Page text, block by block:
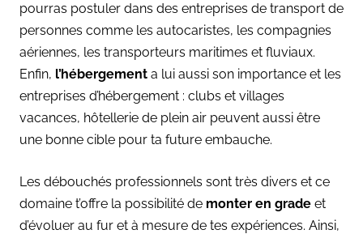
pourras postuler dans des entreprises de transport de
personnes comme les autocaristes, les compagnies
aériennes, les transporteurs maritimes et fluviaux.
Enfin, l’hébergement a lui aussi son importance et les
entreprises d’hébergement : clubs et villages
vacances, hôtellerie de plein air peuvent aussi être
une bonne cible pour ta future embauche.
Les débouchés professionnels sont très divers et ce
domaine t’offre la possibilité de monter en grade et
d’évoluer au fur et à mesure de tes expériences. Ainsi,